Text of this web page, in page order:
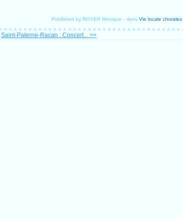
Published by ROYER Monique -dans Vie locale chorales
Saint-Paterne-Racan : Concert... >>